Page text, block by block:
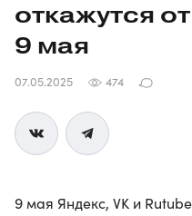
откажутся
9 мая
07.05.2025 474
9 мая Яндекс, VK и